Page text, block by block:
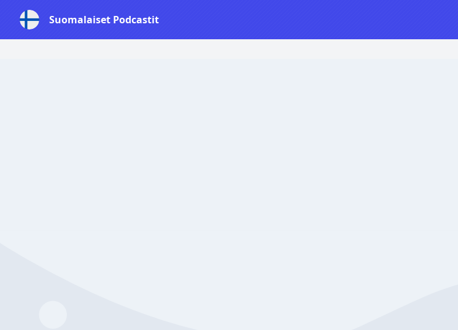
Suomalaiset Podcastit